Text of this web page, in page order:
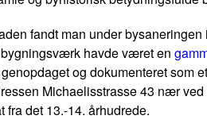
fandt man under bysaneringen
havde været en
og dokumenteret som
Michaelisstrasse 43 nær ved
fra det 13.-14. århudrede.